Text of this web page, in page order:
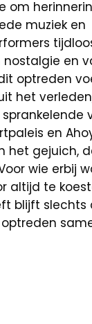
om
muziek en
en
optreden
het
en
het gejuich,
wie erbij
altijd te
blijft slechts